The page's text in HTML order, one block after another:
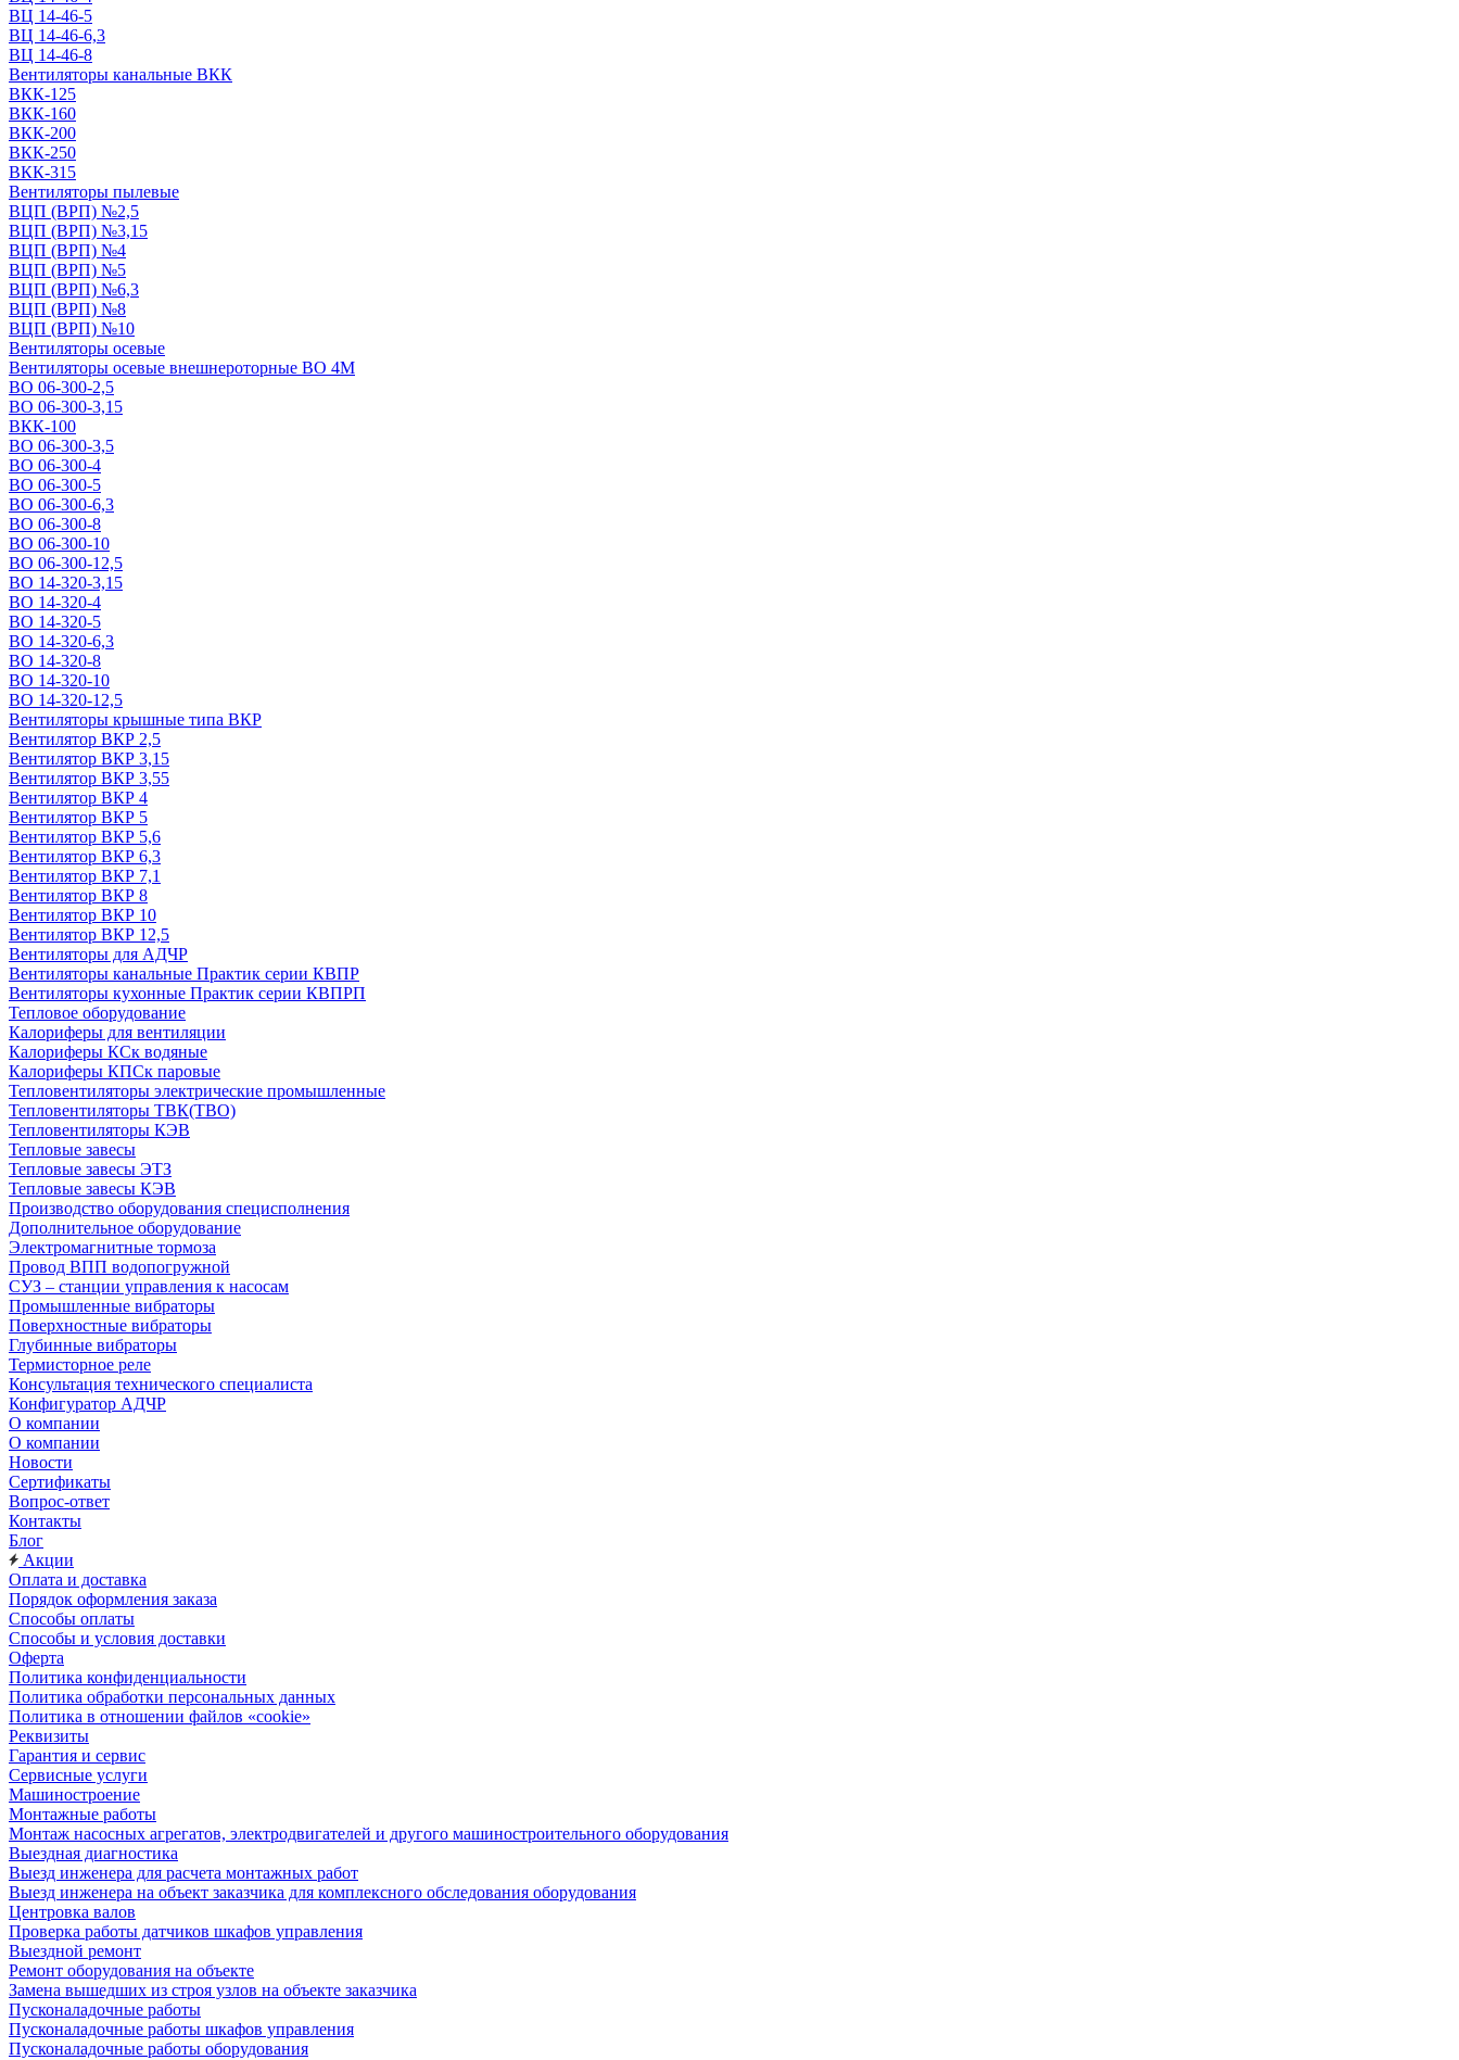
ВЦ 14-46-5
ВЦ 14-46-6,3
ВЦ 14-46-8
Вентиляторы канальные ВКК
ВКК-125
ВКК-160
ВКК-200
ВКК-250
ВКК-315
Вентиляторы пылевые
ВЦП (ВРП) №2,5
ВЦП (ВРП) №3,15
ВЦП (ВРП) №4
ВЦП (ВРП) №5
ВЦП (ВРП) №6,3
ВЦП (ВРП) №8
ВЦП (ВРП) №10
Вентиляторы осевые
Вентиляторы осевые внешнероторные ВО 4М
ВО 06-300-2,5
ВО 06-300-3,15
ВКК-100
ВО 06-300-3,5
ВО 06-300-4
ВО 06-300-5
ВО 06-300-6,3
ВО 06-300-8
ВО 06-300-10
ВО 06-300-12,5
ВО 14-320-3,15
ВО 14-320-4
ВО 14-320-5
ВО 14-320-6,3
ВО 14-320-8
ВО 14-320-10
ВО 14-320-12,5
Вентиляторы крышные типа ВКР
Вентилятор ВКР 2,5
Вентилятор ВКР 3,15
Вентилятор ВКР 3,55
Вентилятор ВКР 4
Вентилятор ВКР 5
Вентилятор ВКР 5,6
Вентилятор ВКР 6,3
Вентилятор ВКР 7,1
Вентилятор ВКР 8
Вентилятор ВКР 10
Вентилятор ВКР 12,5
Вентиляторы для АДЧР
Вентиляторы канальные Практик серии КВПР
Вентиляторы кухонные Практик серии КВПРП
Тепловое оборудование
Калориферы для вентиляции
Калориферы КСк водяные
Калориферы КПСк паровые
Тепловентиляторы электрические промышленные
Тепловентиляторы ТВК(ТВО)
Тепловентиляторы КЭВ
Тепловые завесы
Тепловые завесы ЭТЗ
Тепловые завесы КЭВ
Производство оборудования специсполнения
Дополнительное оборудование
Электромагнитные тормоза
Провод ВПП водопогружной
СУЗ – станции управления к насосам
Промышленные вибраторы
Поверхностные вибраторы
Глубинные вибраторы
Термисторное реле
Консультация технического специалиста
Конфигуратор АДЧР
О компании
О компании
Новости
Сертификаты
Вопрос-ответ
Контакты
Блог
Акции
Оплата и доставка
Порядок оформления заказа
Способы оплаты
Способы и условия доставки
Оферта
Политика конфиденциальности
Политика обработки персональных данных
Политика в отношении файлов «cookie»
Реквизиты
Гарантия и сервис
Сервисные услуги
Машиностроение
Монтажные работы
Монтаж насосных агрегатов, электродвигателей и другого машиностроительного оборудования
Выездная диагностика
Выезд инженера для расчета монтажных работ
Выезд инженера на объект заказчика для комплексного обследования оборудования
Центровка валов
Проверка работы датчиков шкафов управления
Выездной ремонт
Ремонт оборудования на объекте
Замена вышедших из строя узлов на объекте заказчика
Пусконаладочные работы
Пусконаладочные работы шкафов управления
Пусконаладочные работы оборудования